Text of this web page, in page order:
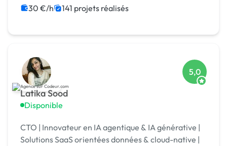
SEO / GEO CSS, HTML, XML
30 €/h 141 projets réalisés
Latika Sood
Disponible
5,0
CTO | Innovateur en IA agentique & IA générative |
Solutions SaaS orientées données & cloud-native |